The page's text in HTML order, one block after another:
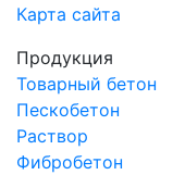
Карта сайта
Продукция
Товарный бетон
Пескобетон
Раствор
Фибробетон